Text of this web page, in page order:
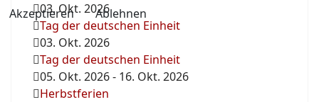
03. Okt. 2026
Tag der deutschen Einheit
03. Okt. 2026
Tag der deutschen Einheit
05. Okt. 2026- 16. Okt. 2026
Herbstferien
Akzeptieren
Ablehnen